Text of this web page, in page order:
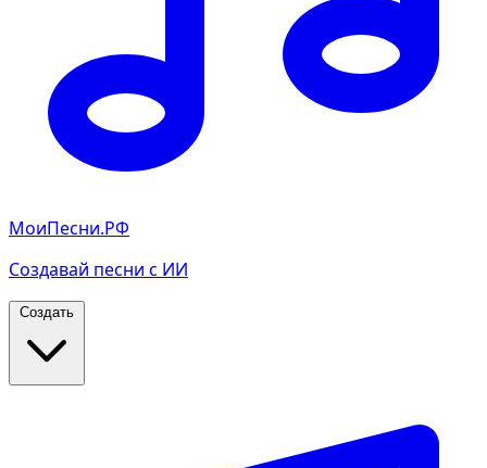
МоиПесни.РФ
Создавай песни с ИИ
Создать